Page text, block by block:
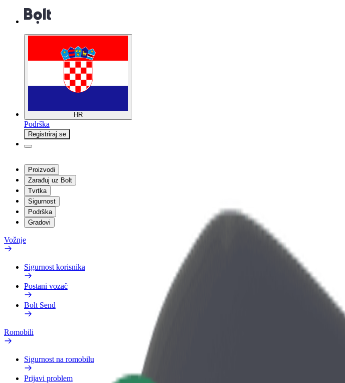
HR
Podrška
Registriraj se
Proizvodi
Zarađuj uz Bolt
Tvrtka
Sigurnost
Podrška
Gradovi
Vožnje
Sigurnost korisnika
Postani vozač
Bolt Send
Romobili
Sigurnost na romobilu
Prijavi problem